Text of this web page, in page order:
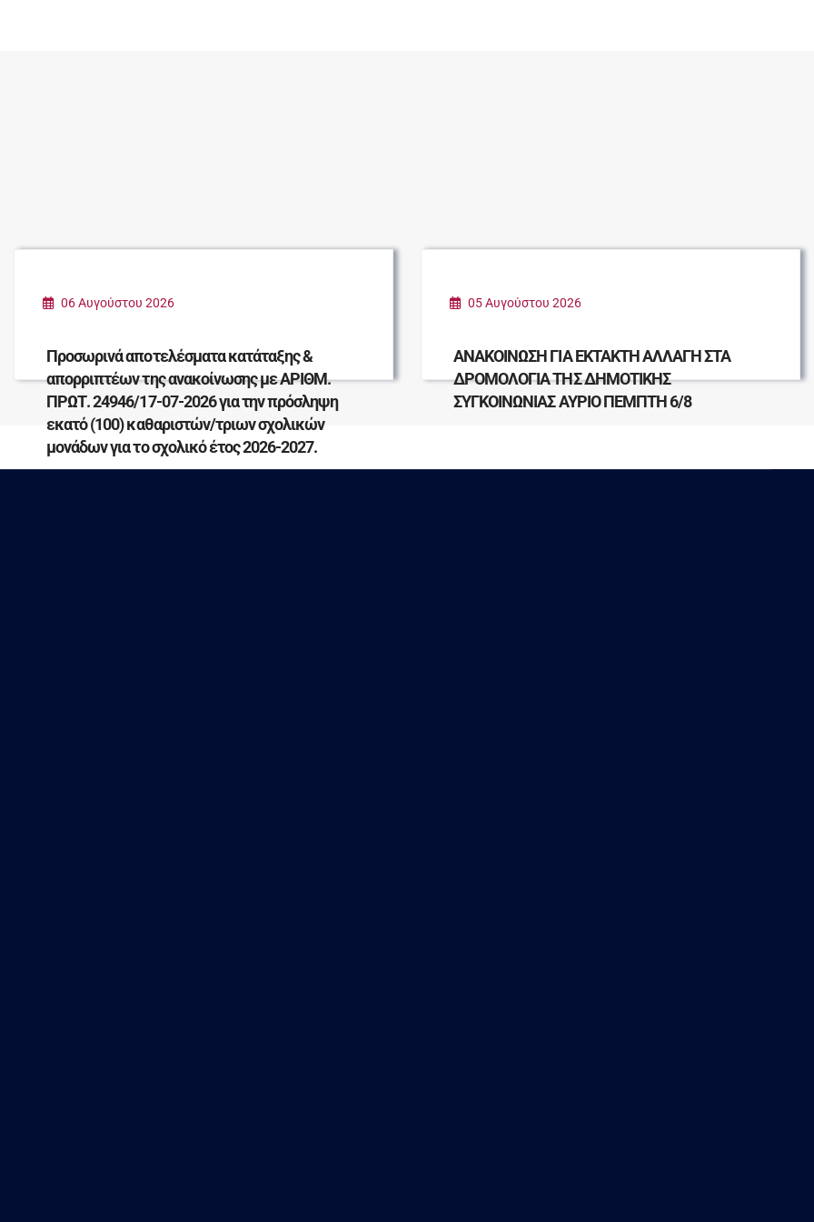
06 Αυγούστου 2026
Προσωρινά αποτελέσματα κατάταξης &
απορριπτέων της ανακοίνωσης με ΑΡΙΘΜ.
ΠΡΩΤ. 24946/17-07-2026 για την πρόσληψη
εκατό (100) καθαριστών/τριων σχολικών
μονάδων για το σχολικό έτος 2026-2027.
05 Αυγούστου 2026
ΑΝΑΚΟΙΝΩΣΗ ΓΙΑ ΕΚΤΑΚΤΗ ΑΛΛΑΓΗ ΣΤΑ
ΔΡΟΜΟΛΟΓΙΑ ΤΗΣ ΔΗΜΟΤΙΚΗΣ
ΣΥΓΚΟΙΝΩΝΙΑΣ ΑΥΡΙΟ ΠΕΜΠΤΗ 6/8